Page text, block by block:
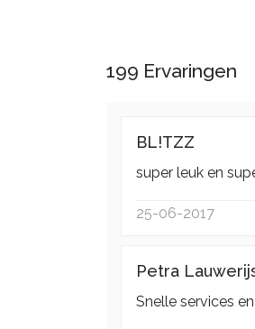
199 Ervaringen
BL!TZZ
super leuk en
25-06-2017
Petra
Snelle services